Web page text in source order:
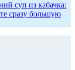
суп из кабачка:
сразу большую